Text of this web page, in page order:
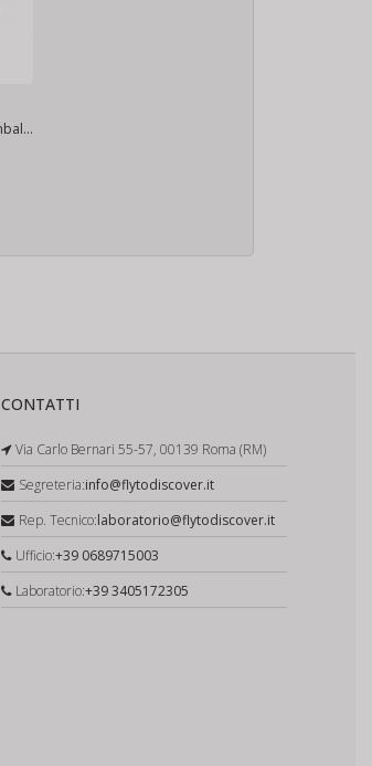
DJI PHANTOM 4 – Gimbal cavo flat
CONTATTI
Via Carlo Bernari 55-57, 00139 Roma (RM)
Segreteria:info@flytodiscover.it
Rep. Tecnico:laboratorio@flytodiscover.it
Ufficio:+39 0689715003
Laboratorio:+39 3405172305